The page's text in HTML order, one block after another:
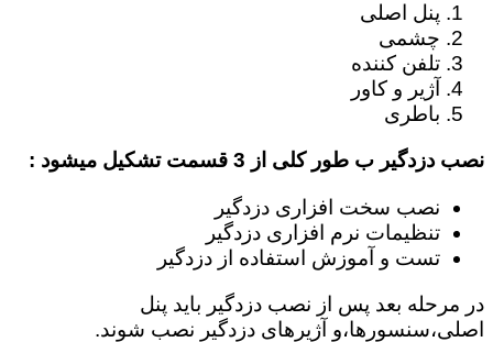
پنل اصلی
چشمی
تلفن کننده
آژیر و کاور
باطری
نصب دزدگیر ب طور کلی از 3 قسمت تشکیل میشود :
نصب سخت افزاری دزدگیر
تنظیمات نرم افزاری دزدگیر
تست و آموزش استفاده از دزدگیر
در مرحله بعد پس از نصب دزدگیر باید پنل
اصلی،سنسورها،و آژیرهای دزدگیر نصب شوند.